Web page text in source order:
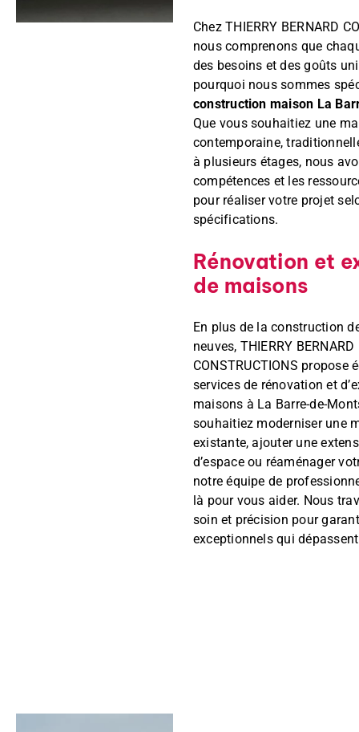
Chez THIERRY BERNARD
nous comprenons que
des besoins et des goûts
pourquoi nous sommes
construction maison La
Que vous souhaitiez une
contemporaine,
à plusieurs étages, nous
compétences et les
pour réaliser votre projet
spécifications.
Rénovation et
de maisons
En plus de la construction
neuves, THIERRY BERNARD
CONSTRUCTIONS propose
services de rénovation et
maisons à La Barre-de-
souhaitiez moderniser une
existante, ajouter une
d’espace ou réaménager
notre équipe de
là pour vous aider. Nous
soin et précision pour
exceptionnels qui